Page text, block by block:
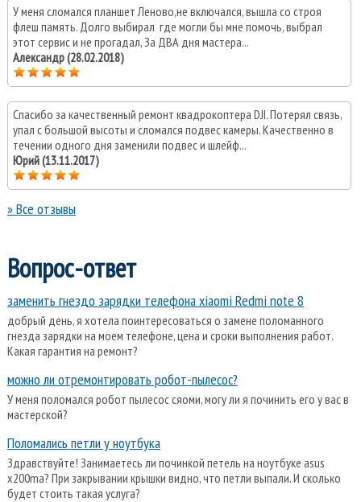
У меня сломался планшет Леново,не включался, вышла со строя
флеш память. Долго выбирал где могли бы мне помочь, выбрал
этот сервис и не прогадал, За ДВА дня мастера...
Александр (28.02.2018)
Спасибо за качественный ремонт квадрокоптера DJI. Потерял связь,
упал с большой высоты и сломался подвес камеры. Качественно в
течении одного дня заменили подвес и шлейф...
Юрий (13.11.2017)
» Все отзывы
Вопрос-ответ
заменить гнездо зарядки телефона xiaomi Redmi note 8
добрый день, я хотела поинтересоваться о замене поломанного
гнезда зарядки на моем телефоне, цена и сроки выполнения работ.
Какая гарантия на ремонт?
можно ли отремонтировать робот-пылесос?
У меня поломался робот пылесос сяоми, могу ли я починить его у вас в
мастерской?
Поломались петли у ноутбука
Здравствуйте! Занимаетесь ли починкой петель на ноутбуке asus
x200ma? При закрывании крышки видно, что петли выпали. И сколько
будет стоить такая услуга?